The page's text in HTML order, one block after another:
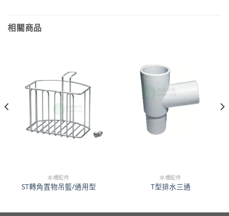
相關商品
水槽配件
ST轉角置物吊籃/通用型
水槽配件
T型排水三通